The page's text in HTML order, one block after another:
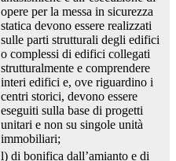
opere per la messa in sicurezza
statica devono essere realizzati
sulle parti strutturali degli edifici
o complessi di edifici collegati
strutturalmente e comprendere
interi edifici e, ove riguardino i
centri storici, devono essere
eseguiti sulla base di progetti
unitari e non su singole unità
immobiliari;
l) di bonifica dall’amianto e di